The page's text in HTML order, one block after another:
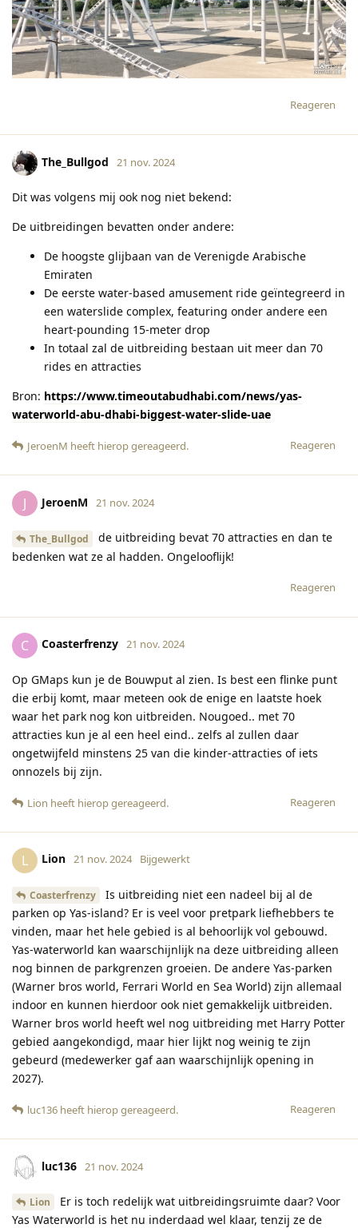
Reageren
The_Bullgod 21 nov. 2024
Dit was volgens mij ook nog niet bekend:
De uitbreidingen bevatten onder andere:
De hoogste glijbaan van de Verenigde Arabische
Emiraten
De eerste water-based amusement ride geïntegreerd in
een waterslide complex, featuring onder andere een
heart-pounding 15-meter drop
In totaal zal de uitbreiding bestaan uit meer dan 70
rides en attracties
Bron: https://www.timeoutabudhabi.com/news/yas-
waterworld-abu-dhabi-biggest-water-slide-uae
Reageren
JeroenM heeft hierop gereageerd.
J JeroenM 21 nov. 2024
The_Bullgod
de uitbreiding bevat 70 attracties en dan te
bedenken wat ze al hadden. Ongelooflijk!
Reageren
C Coasterfrenzy 21 nov. 2024
Op GMaps kun je de Bouwput al zien. Is best een flinke punt
die erbij komt, maar meteen ook de enige en laatste hoek
waar het park nog kon uitbreiden. Nougoed.. met 70
attracties kun je al een heel eind.. zelfs al zullen daar
ongetwijfeld minstens 25 van die kinder-attracties of iets
onnozels bij zijn.
Reageren
Lion heeft hierop gereageerd.
L Lion 21 nov. 2024 Bijgewerkt
Coasterfrenzy
Is uitbreiding niet een nadeel bij al de
parken op Yas-island? Er is veel voor pretpark liefhebbers te
vinden, maar het hele gebied is al behoorlijk vol gebouwd.
Yas-waterworld kan waarschijnlijk na deze uitbreiding alleen
nog binnen de parkgrenzen groeien. De andere Yas-parken
(Warner bros world, Ferrari World en Sea World) zijn allemaal
indoor en kunnen hierdoor ook niet gemakkelijk uitbreiden.
Warner bros world heeft wel nog uitbreiding met Harry Potter
gebied aangekondigd, maar hier lijkt nog weinig te zijn
gebeurd (medewerker gaf aan waarschijnlijk opening in
2027).
Reageren
luc136 heeft hierop gereageerd.
luc136 21 nov. 2024
Lion
Er is toch redelijk wat uitbreidingsruimte daar? Voor
Yas Waterworld is het nu inderdaad wel klaar, tenzij ze de